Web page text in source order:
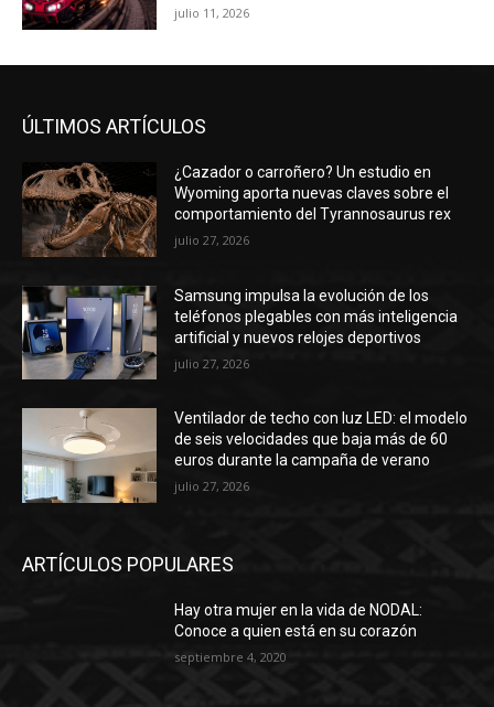
julio 11, 2026
ÚLTIMOS ARTÍCULOS
¿Cazador o carroñero? Un estudio en
Wyoming aporta nuevas claves sobre el
comportamiento del Tyrannosaurus rex
julio 27, 2026
Samsung impulsa la evolución de los
teléfonos plegables con más inteligencia
artificial y nuevos relojes deportivos
julio 27, 2026
Ventilador de techo con luz LED: el modelo
de seis velocidades que baja más de 60
euros durante la campaña de verano
julio 27, 2026
ARTÍCULOS POPULARES
Hay otra mujer en la vida de NODAL:
Conoce a quien está en su corazón
septiembre 4, 2020